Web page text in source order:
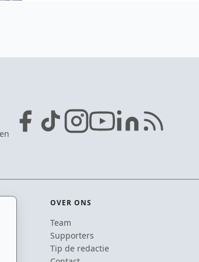
OVER ONS
Team
Supporters
Tip de redactie